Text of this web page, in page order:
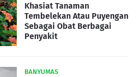
Khasiat Tanaman
Tembelekan Atau Puyengan
Sebagai Obat Berbagai
Penyakit
BANYUMAS